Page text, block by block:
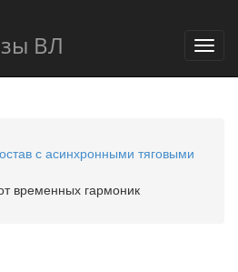
ВЛ
с асинхронными тяговыми
временных гармоник